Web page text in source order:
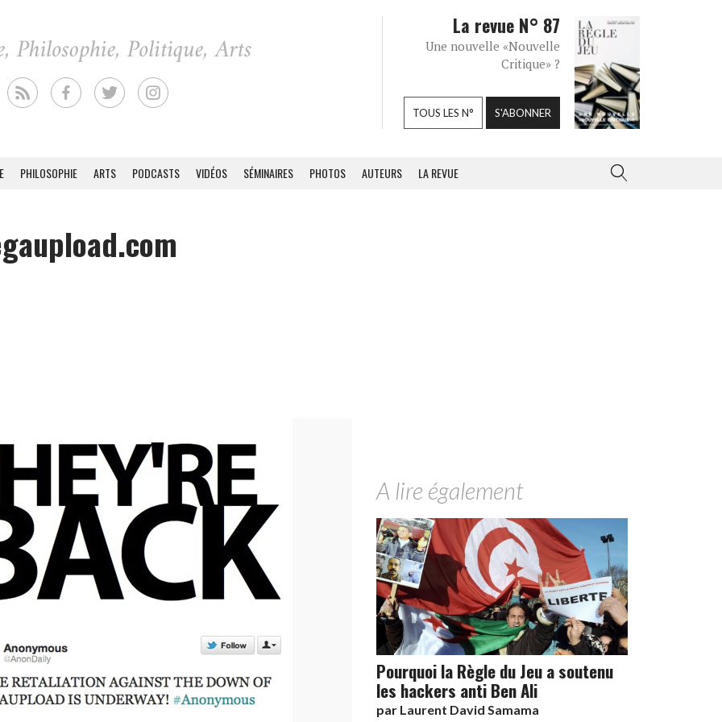
La revue N° 87
Une nouvelle «Nouvelle
Critique» ?
TOUS LES N° S'ABONNER
PHILOSOPHIE ARTS PODCASTS VIDÉOS SÉMINAIRES PHOTOS AUTEURS LA REVUE
A lire également
Pourquoi la Règle du Jeu a soutenu
les hackers anti Ben Ali
par Laurent David Samama